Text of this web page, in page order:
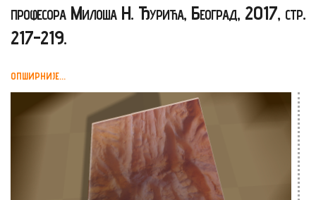
професора Милоша Н. Ђурића, Београд, 2017, стр.
217-219.
ОПШИРНИЈЕ...